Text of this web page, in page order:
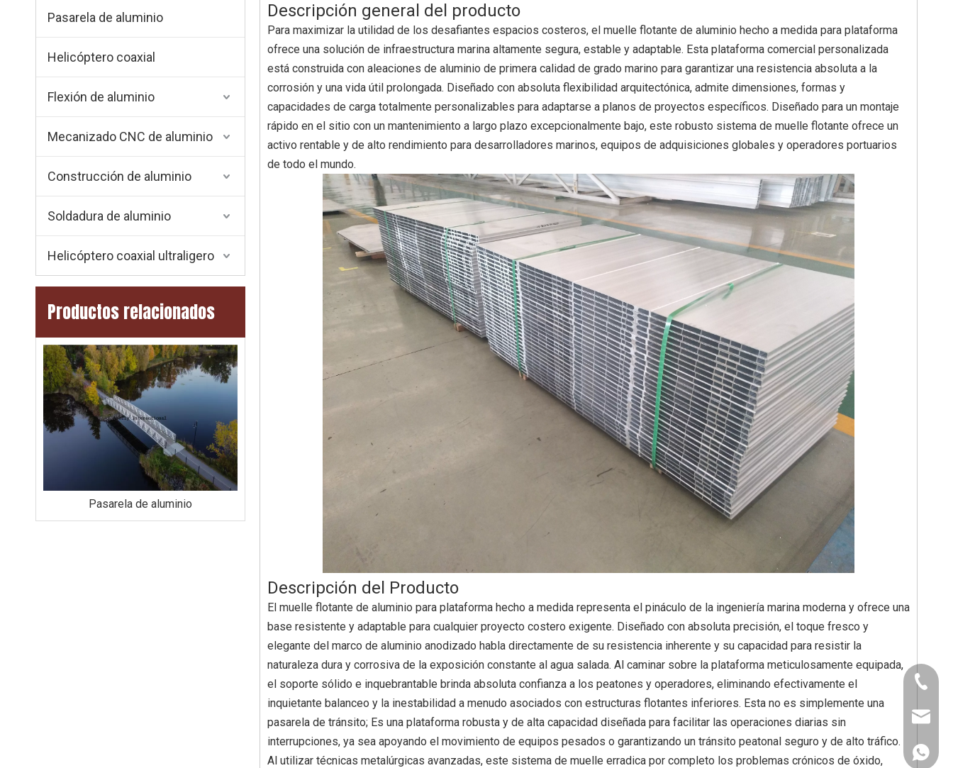
Pasarela de aluminio
Helicóptero coaxial
Flexión de aluminio
Mecanizado CNC de aluminio
Construcción de aluminio
Soldadura de aluminio
Helicóptero coaxial ultraligero
Productos relacionados
Canales de aluminio Perfiles de aluminio para la construcción
Descripción general del producto
Para maximizar la utilidad de los desafiantes espacios costeros, el muelle flotante de aluminio hecho a medida para plataforma
ofrece una solución de infraestructura marina altamente segura, estable y adaptable. Esta plataforma comercial personalizada
está construida con aleaciones de aluminio de primera calidad de grado marino para garantizar una resistencia absoluta a la
corrosión y una vida útil prolongada. Diseñado con absoluta flexibilidad arquitectónica, admite dimensiones, formas y
capacidades de carga totalmente personalizables para adaptarse a planos de proyectos específicos. Diseñado para un montaje
rápido en el sitio con un mantenimiento a largo plazo excepcionalmente bajo, este robusto sistema de muelle flotante ofrece un
activo rentable y de alto rendimiento para desarrolladores marinos, equipos de adquisiciones globales y operadores portuarios
de todo el mundo.
Descripción del Producto
El muelle flotante de aluminio para plataforma hecho a medida representa el pináculo de la ingeniería marina moderna y ofrece una
base resistente y adaptable para cualquier proyecto costero exigente. Diseñado con absoluta precisión, el toque fresco y
elegante del marco de aluminio anodizado habla directamente de su resistencia inherente y su capacidad para resistir la
naturaleza dura y corrosiva de la exposición constante al agua salada. Al caminar sobre la plataforma meticulosamente equipada,
el soporte sólido e inquebrantable brinda absoluta confianza a los peatones y operadores, eliminando efectivamente el
inquietante balanceo y la inestabilidad a menudo asociados con estructuras flotantes inferiores. Esta no es simplemente una
pasarela de tránsito; Es una plataforma robusta y de alta capacidad diseñada para facilitar las operaciones diarias sin
interrupciones, ya sea apoyando el movimiento de equipos pesados ​​o garantizando un tránsito peatonal seguro y de alto tráfico.
Al utilizar técnicas metalúrgicas avanzadas, este sistema de muelle erradica por completo los problemas crónicos de óxido,
+86-
+86